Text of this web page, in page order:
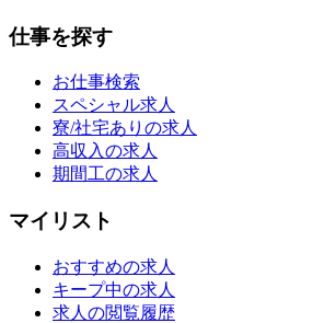
仕事を探す
お仕事検索
スペシャル求人
寮/社宅ありの求人
高収入の求人
期間工の求人
マイリスト
おすすめの求人
キープ中の求人
求人の閲覧履歴